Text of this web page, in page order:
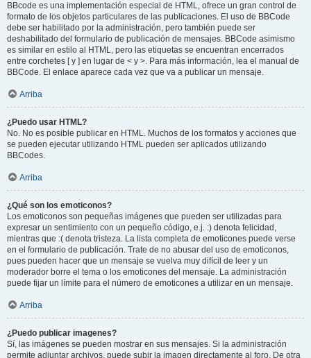
BBcode es una implementación especial de HTML, ofrece un gran control de
formato de los objetos particulares de las publicaciones. El uso de BBCode
debe ser habilitado por la administración, pero también puede ser
deshabilitado del formulario de publicación de mensajes. BBCode asimismo
es similar en estilo al HTML, pero las etiquetas se encuentran encerrados
entre corchetes [ y ] en lugar de < y >. Para más información, lea el manual de
BBCode. El enlace aparece cada vez que va a publicar un mensaje.
Arriba
¿Puedo usar HTML?
No. No es posible publicar en HTML. Muchos de los formatos y acciones que
se pueden ejecutar utilizando HTML pueden ser aplicados utilizando
BBCodes.
Arriba
¿Qué son los emoticonos?
Los emoticonos son pequeñas imágenes que pueden ser utilizadas para
expresar un sentimiento con un pequeño código, e.j. :) denota felicidad,
mientras que :( denota tristeza. La lista completa de emoticones puede verse
en el formulario de publicación. Trate de no abusar del uso de emoticonos,
pues pueden hacer que un mensaje se vuelva muy difícil de leer y un
moderador borre el tema o los emoticones del mensaje. La administración
puede fijar un límite para el número de emoticones a utilizar en un mensaje.
Arriba
¿Puedo publicar imagenes?
Sí, las imágenes se pueden mostrar en sus mensajes. Si la administración
permite adjuntar archivos, puede subir la imagen directamente al foro. De otra